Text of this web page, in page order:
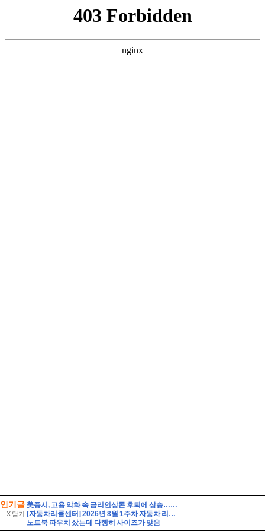
인기글
X 닫기
美증시, 고용 악화 속 금리인상론 후퇴에 상승…S&P 사상 최고
[자동차리콜센터] 2026년 8월 1주차 자동차 리콜 및 무상 수리 안내
노트북 파우치 샀는데 다행히 사이즈가 맞음